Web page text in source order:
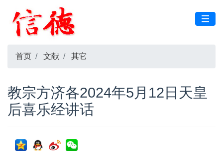
首页 文献 其它
教宗方济各2024年5月12日天皇
后喜乐经讲话